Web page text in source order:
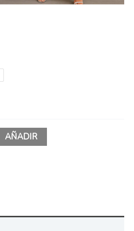
AÑADIR